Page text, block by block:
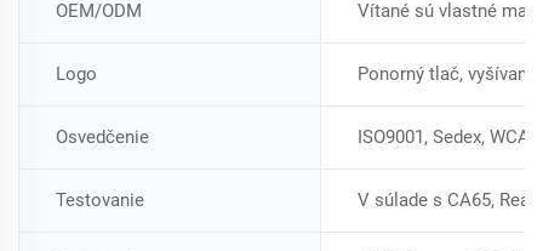
OEM/ODM Vítané sú vlastné
Logo Ponorný tlač,
Osvedčenie ISO9001, Sedex, WCA,
Testovanie V súlade s CA65,